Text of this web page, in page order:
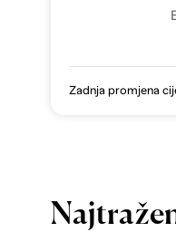
Zadnja promjena